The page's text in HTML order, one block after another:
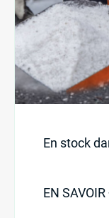
En stock
EN SAVOIR